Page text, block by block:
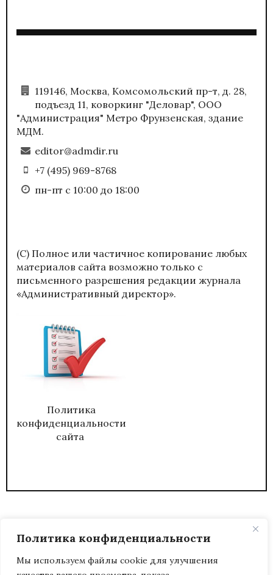
Политика конфиденциальности
Мы используем файлы cookie для улучшения
119146, Москва, Комсомольский пр-т, д. 28,
подъезд 11, коворкинг "Деловар", ООО
"Администрация" Метро Фрунзенская, здание
МДМ.
editor@admdir.ru
+7 (495) 969-8768
пн-пт с 10:00 до 18:00
(С) Полное или частичное копирование любых
материалов сайта возможно только с
письменного разрешения редакции журнала
«Административный директор».
Политика
конфиденциальности
сайта